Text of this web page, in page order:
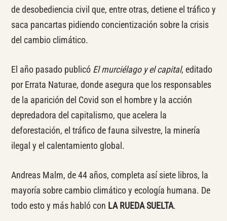
de desobediencia civil que, entre otras, detiene el tráfico y
saca pancartas pidiendo concientización sobre la crisis
del cambio climático.
El año pasado publicó El murciélago y el capital, editado
por Errata Naturae, donde asegura que los responsables
de la aparición del Covid son el hombre y la acción
depredadora del capitalismo, que acelera la
deforestación, el tráfico de fauna silvestre, la minería
ilegal y el calentamiento global.
Andreas Malm, de 44 años, completa así siete libros, la
mayoría sobre cambio climático y ecología humana. De
todo esto y más habló con LA RUEDA SUELTA.